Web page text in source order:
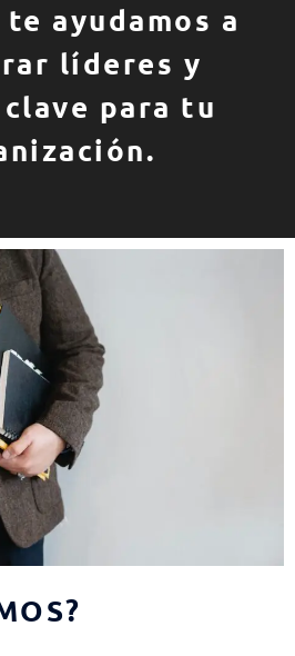
ayudamos a
líderes y
para tu